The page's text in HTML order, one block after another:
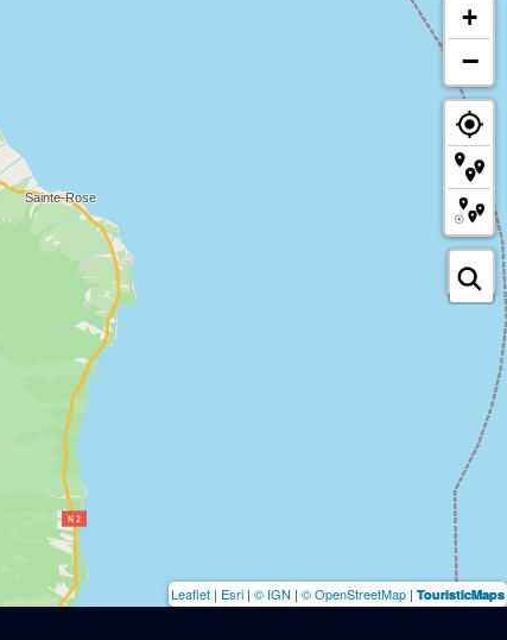
+
−
Leaflet | Esri | © IGN | © OpenStreetMap | TouristicMaps